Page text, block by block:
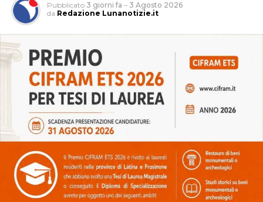
Pubblicato 3 giorni fa – 3 Agosto 2026
da Redazione Lunanotizie.it